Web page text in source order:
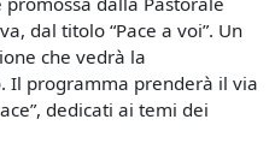
dal titolo “Pace a voi”. Un
che vedrà la
Il programma prenderà il via
dedicati ai temi dei